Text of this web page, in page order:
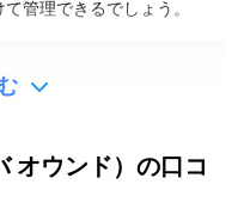
管理できるでしょう。
掲載に関するお問い合わせ
ウンド）の口コ